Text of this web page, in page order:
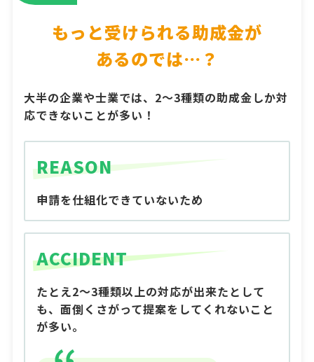
もっと受けられる助成金が
あるのでは…？
大半の企業や士業では、2～3種類の助成金しか対
応できないことが多い！
REASON
申請を仕組化できていないため
ACCIDENT
たとえ2～3種類以上の対応が出来たとして
も、面倒くさがって提案をしてくれないこと
が多い。